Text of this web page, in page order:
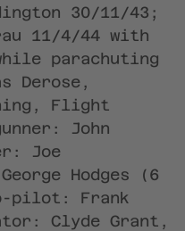
30/11/43;
11/4/44 with
parachuting
Derose,
Flight
John
Joe
Hodges (6
pilot: Frank
Clyde Grant,